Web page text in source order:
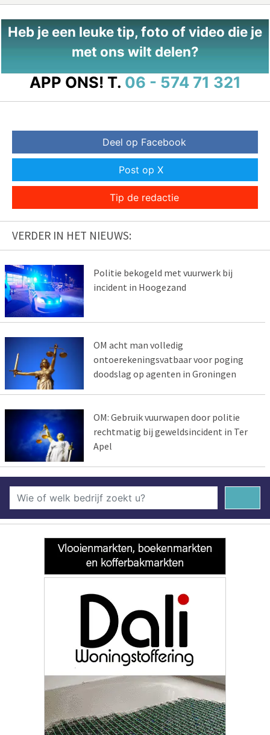
Heb je een leuke tip, foto of video die je
met ons wilt delen?
APP ONS! T. 06 - 574 71 321
Deel op Facebook
Post op X
Tip de redactie
VERDER IN HET NIEUWS:
Politie bekogeld met vuurwerk bij
incident in Hoogezand
OM acht man volledig
ontoerekeningsvatbaar voor poging
doodslag op agenten in Groningen
OM: Gebruik vuurwapen door politie
rechtmatig bij geweldsincident in Ter
Apel